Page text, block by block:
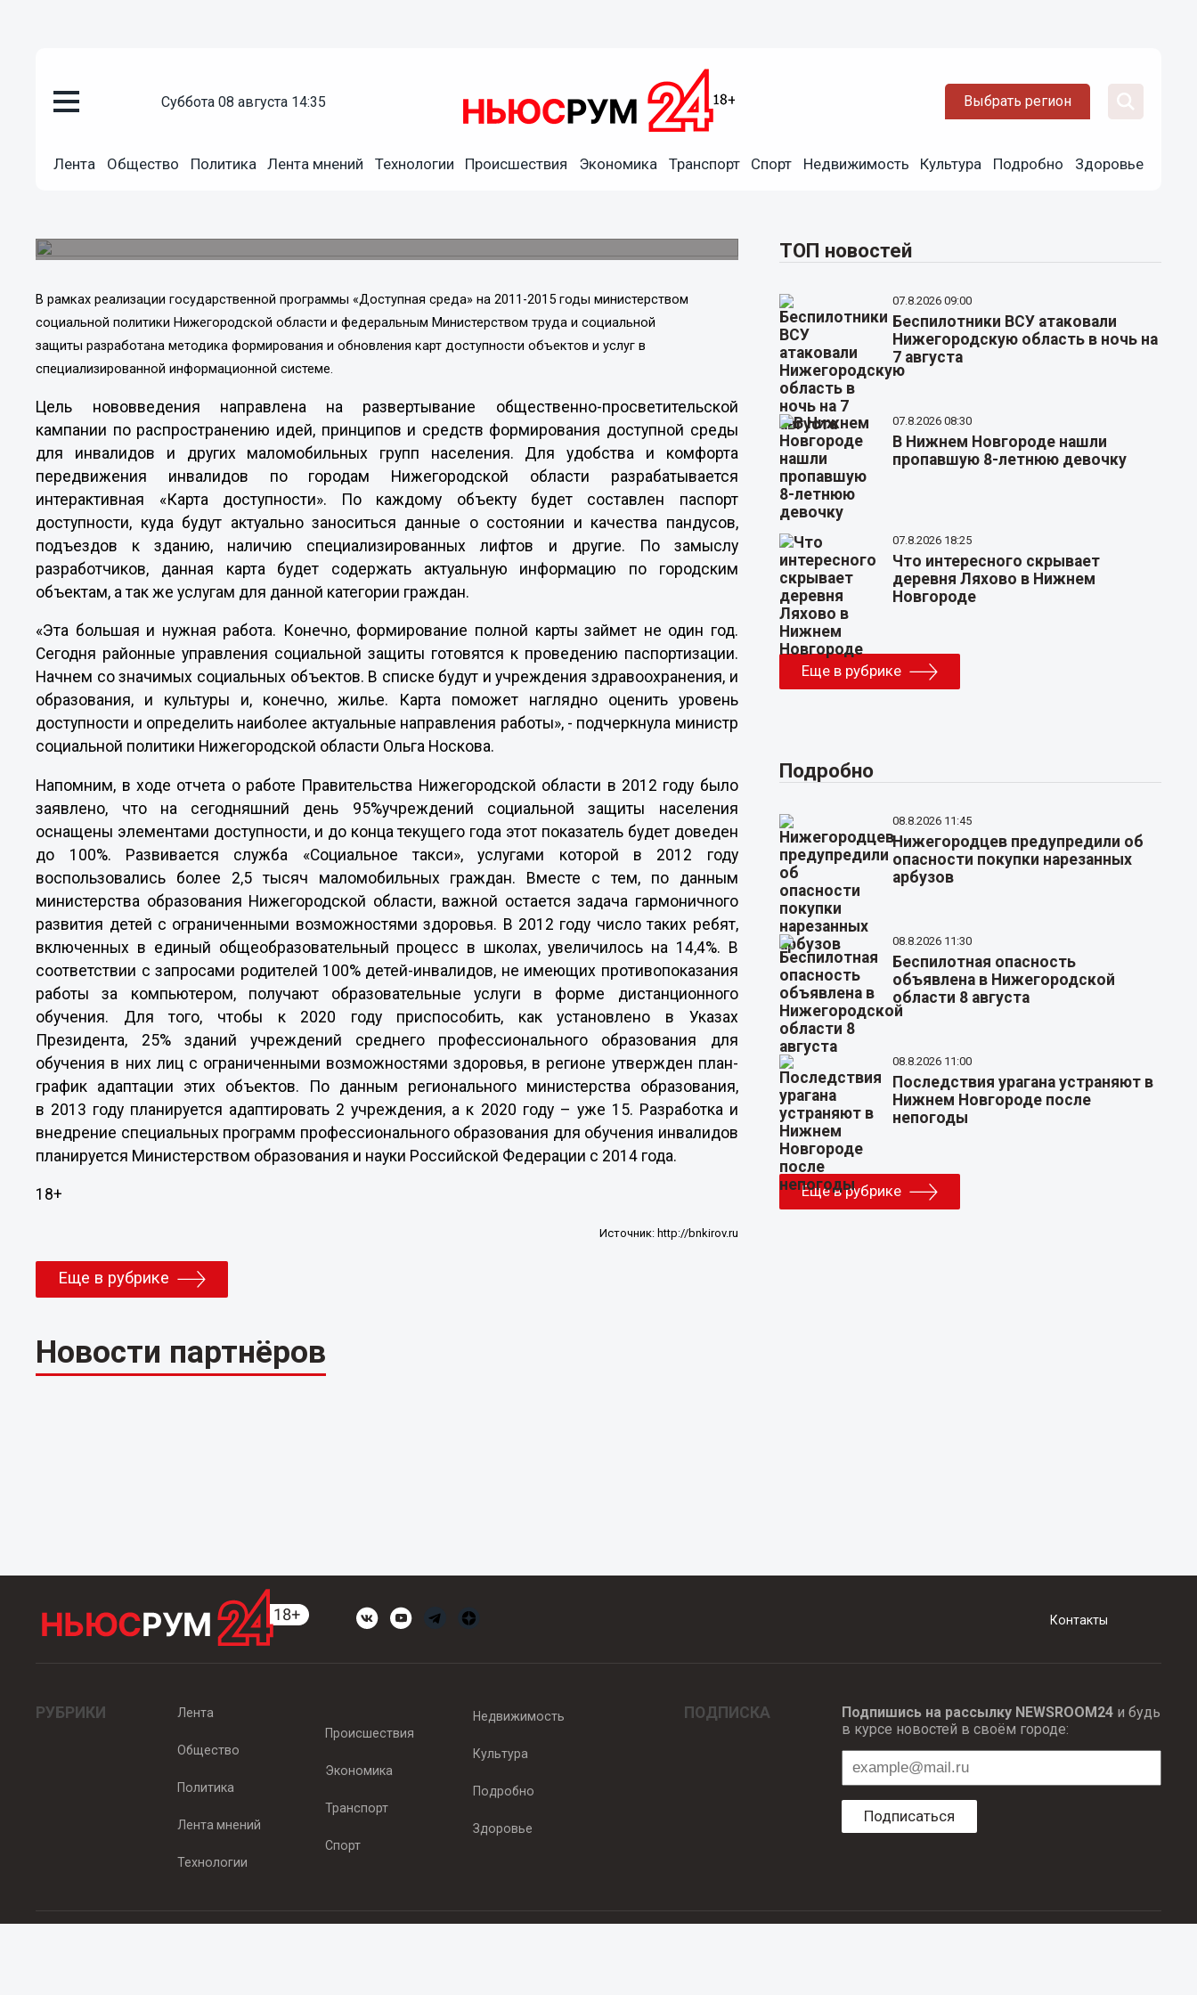
суббота 08 августа 14:35 Выбрать регион
Лента Общество Политика Лента мнений Технологии Происшествия Экономика Транспорт Спорт Недвижимость Культура Подробно Здоровье
Интерактивная «Карта доступности» для инвалидов и
В рамках реализации государственной программы «Доступная среда» на 2011-2015 годы министерством
социальной политики Нижегородской области и федеральным Министерством труда и социальной
защитыразработана методика формирования и обновления карт доступности объектов и услуг в
специализированной информационной системе.
Цель нововведения направлена на развертывание общественно-просветительской
кампании по распространению идей, принципов и средств формирования доступной среды
для инвалидов и других маломобильных групп населения. Для удобства и комфорта
передвижения инвалидов по городам Нижегородской области разрабатывается
интерактивная «Карта доступности». По каждому объекту будет составлен паспорт
доступности, куда будут актуально заноситься данные о состоянии и качества пандусов,
подъездов к зданию, наличию специализированных лифтов и другие. По замыслу
разработчиков, данная карта будет содержать актуальную информацию по городским
объектам, а так же услугам для данной категории граждан.
«Эта большая и нужная работа. Конечно, формирование полной карты займет не один год.
Сегодня районные управления социальной защиты готовятся к проведению паспортизации.
Начнем со значимых социальных объектов. В списке будут и учреждения здравоохранения, и
образования, и культуры и, конечно, жилье. Карта поможет наглядно оценить уровень
доступности и определить наиболее актуальные направления работы», - подчеркнула министр
социальной политики Нижегородской области Ольга Носкова.
Напомним, в ходе отчета о работе Правительства Нижегородской области в 2012 году было
заявлено, что на сегодняшний день 95%учреждений социальной защиты населения
оснащены элементами доступности, и до конца текущего года этот показатель будет доведен
до 100%. Развивается служба «Социальное такси», услугами которой в 2012 году
воспользовались более 2,5 тысяч маломобильных граждан. Вместе с тем, по данным
министерства образования Нижегородской области, важной остается задача гармоничного
развития детей с ограниченными возможностями здоровья. В 2012 году число таких ребят,
включенных в единый общеобразовательный процесс в школах, увеличилось на 14,4%. В
соответствии с запросами родителей 100% детей-инвалидов, не имеющих противопоказания
работы за компьютером, получают образовательные услуги в форме дистанционного
обучения. Для того, чтобы к 2020 году приспособить, как установлено в Указах
Президента, 25% зданий учреждений среднего профессионального образования для
обучения в них лиц с ограниченными возможностями здоровья, в регионе утвержден план-
график адаптации этих объектов. По данным регионального министерства образования,
в 2013 году планируется адаптировать 2 учреждения, а к 2020 году – уже 15. Разработка и
внедрение специальных программ профессионального образования для обучения инвалидов
планируется Министерством образования и науки Российской Федерации с 2014 года.
18+
Источник: http://bnkirov.ru
Еще в рубрике
Новости партнёров
ТОП новостей
07.8.2026 09:00
Беспилотники ВСУ атаковали
Нижегородскую область в ночь на
7 августа
07.8.2026 08:30
В Нижнем Новгороде нашли
пропавшую 8-летнюю девочку
07.8.2026 18:25
Что интересного скрывает
деревня Ляхово в Нижнем
Новгороде
Еще в рубрике
Подробно
08.8.2026 11:45
Нижегородцев предупредили об
опасности покупки нарезанных
арбузов
08.8.2026 11:30
Беспилотная опасность
объявлена в Нижегородской
области 8 августа
08.8.2026 11:00
Последствия урагана устраняют в
Нижнем Новгороде после
непогоды
Еще в рубрике
Контакты
РУБРИКИ Лента
Общество
Политика
Лента мнений
Технологии
Происшествия
Экономика
Транспорт
Спорт
Недвижимость
Культура
Подробно
Здоровье
ПОДПИСКА Подпишись на рассылку NEWSROOM24и будь
в курсе новостей в своём городе:
Подписаться